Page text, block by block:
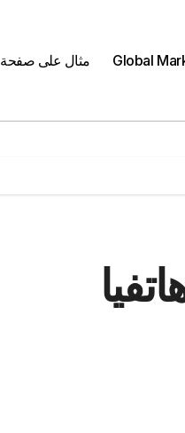
Global مثال على صفحة